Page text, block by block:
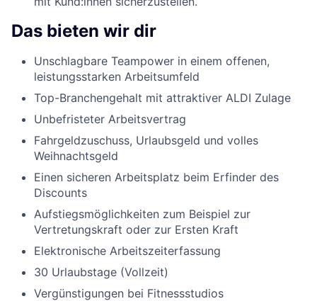
Das bieten wir dir
Unschlagbare Teampower in einem offenen,
leistungsstarken Arbeitsumfeld
Top-Branchengehalt mit attraktiver ALDI Zulage
Unbefristeter Arbeitsvertrag
Fahrgeldzuschuss, Urlaubsgeld und volles
Weihnachtsgeld
Einen sicheren Arbeitsplatz beim Erfinder des
Discounts
Aufstiegsmöglichkeiten zum Beispiel zur
Vertretungskraft oder zur Ersten Kraft
Elektronische Arbeitszeiterfassung
30 Urlaubstage (Vollzeit)
Vergünstigungen bei Fitnessstudios